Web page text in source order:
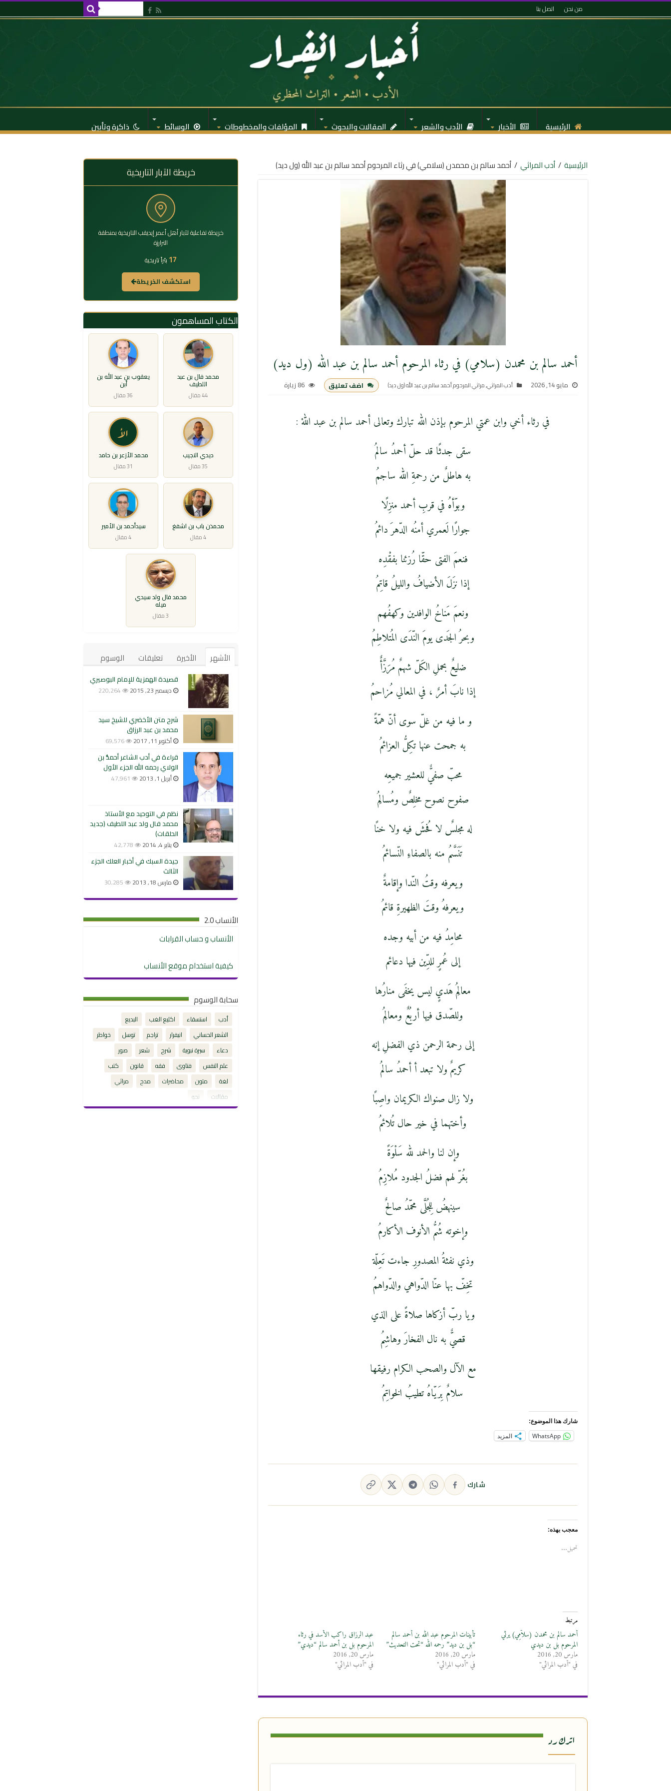
من نحن اتصل بنا
الرئيسية الأخبار الأدب والشعر المقالات والبحوث المؤلفات والمخطوطات الوسائط ذاكرة وتأبين
الرئيسية / أدب المراثي / أحمد سالم بن محمدن (سلامي) في رثاء المرحوم أحمد سالم بن عبد الله (ول ديد)
أحمد سالم بن محمدن (سلامي) في رثاء المرحوم أحمد سالم بن عبد الله (ول ديد)
مايو 14, 2026 أدب المراثي,مراثي المرحوم أحمد سالم بن عبد الله (ول ديد) اضف تعليق 86 زيارة
في رثاء أخي وابن عمتي المرحوم بإذن الله تبارك وتعالى أحمد سالم بن عبد اللهْ :
سقى جدثًا قد حلّ أحمدُ سالمُ
به هاطلٌ من رحمةِ الله ساجمُ
وبوّأهُ في قربِ أحمد منزِلًا
جوارًا لَعمري أمنُه الدّهرَ دائمُ
فنعمَ الفتى حقّا رُزئنا بفقْدِه
إذا نزَلَ الأضيافُ والليلُ قاتِمُ
ونعمَ مَناخُ الوافدين وكهفُهم
وبحرُ الجَدى يومَ النّدَى المُتلاطِمُ
ضليعٌ بحملِ الكَلّ شهمٌ مُرَزَّأٌ
إذا نابَ أمرٌ ، في المعالي مُزاحمُ
و ما فيه من غلّ سوى أنّ همّةً
به جمحت عنها تكِلُّ العزائمُ
محبّ صفيٌّ للعشير جميعِه
صفوح نصوح مخلِصٌ ومُسالِمُ
له مجلسٌ لا فُحشَ فيه ولا خنًا
تَنَسَّمُ منه بالصفاءِ النّسائمُ
ويعرفه وقتُ النّدا وإقامةٌ
ويعرفهُ وقتَ الظهيرةِ قائمُ
محامِدُ فيه من أبيه وجده
إلى عُمرٍ للدِّين فيها دعائم
معالِمُ هَديٍ ليس يخفَى منارُها
وللصّدق فيها أربُعٌ ومعالِمُ
إلى رحمة الرحمن ذي الفضلِ إنه
كريمٌ ولا تبعد أ أحمدُ سالمُ
ولا زال صنواك الكريمان واصِبًا
وأختهما في خير حال تُلائمُ
وإن لنا والحمد لله سَلْوَةً
بغُرّ لهم فضلُ الجدود مُلازِمُ
سينهضُ لِلجُلَّى محمّدُ صالحٌ
وإخوته شُمُّ الأنوف الأكارمُ
وذي نفثةُ المصدورِ جاءت تَعِلّة
تخِفّ بها عنّا الدّواهي والدّواهمُ
ويا ربّ أزكاها صلاةً على الذي
قصيٌّ به نال الفخارَ وهاشِمُ
مع الآل والصحب الكرام رفيقها
سلامٌ بِرَيّاهُ تطيبُ الخواتِمُ
شارك هذا الموضوع:
WhatsApp المزيد
شارك
معجب بهذه:
تحميل...
مرتبط
أحمد سالم بن محمدن (سلاَّمِي) يرثي
المرحوم بل بن ديدي
مارس 20, 2016
في "أدب المراثي"
تأبينات المرحوم عبد الله بن أحمد سالم
“بل بن ديد” رحمه الله “تحت التحديث”
مارس 20, 2016
في "أدب المراثي"
‎‎عبد الرزاق راكب الأسد‎ في رثاء
المرحوم بل بن أحمد سالم “ديدي”
مارس 20, 2016
في "أدب المراثي"
اترك رد
خريطة الآبار التاريخية
خريطة تفاعلية لآبار أهل أعمر إيديقب التاريخية بمنطقة
الترارزة
17 بئراً تاريخية
استكشف الخريطة
الكتاب المساهمون
محمد فال بن عبد
اللطيف
44 مقال
يعقوب بن عبد الله بن
أبن
36 مقال
ديدي النجيب
35 مقال
الأ
محمد الأزعر بن حامد
31 مقال
محمذن باب بن اشفغ
4 مقال
سيدأحمد بن الأمير
4 مقال
محمد فال ولد سيدي
ميله
3 مقال
الأشهر الأخيرة تعليقات الوسوم
قصيدة الهمزية للإمام البوصيري
ديسمبر 23, 2015 220,264
شرح متن الأخضري للشيخ سيد
محمد بن عبد الرزاق
أكتوبر 11, 2017 69,576
قراءة في أدب الشاعر أحمدُّ بن
الولاي رحمه الله الجزء الأول
أبريل 1, 2013 47,961
نظم في التوحيد مع الأستاذ
محمد فال ولد عبد اللطيف (جديد
الحلقات)
يناير 4, 2014 42,778
جيدة السبك في أخبار العلك الجزء
الثالث
مارس 18, 2013 30,285
الأنساب 2.0
الأنساب و حساب القرابات
كيفية استخدام موقع الأنساب
سحابة الوسوم
أدب استسقاء اكليع الغب
البديع
الشعر الحساني
انيفرار تراجم توسل
خواطر
دعاء
سيرة نبوية شرح شعر
صور
علم النفس
فتاوى فقه قانون
كتب
لغة
متون محاضرات مدح
مراثي
مقالات
نحو